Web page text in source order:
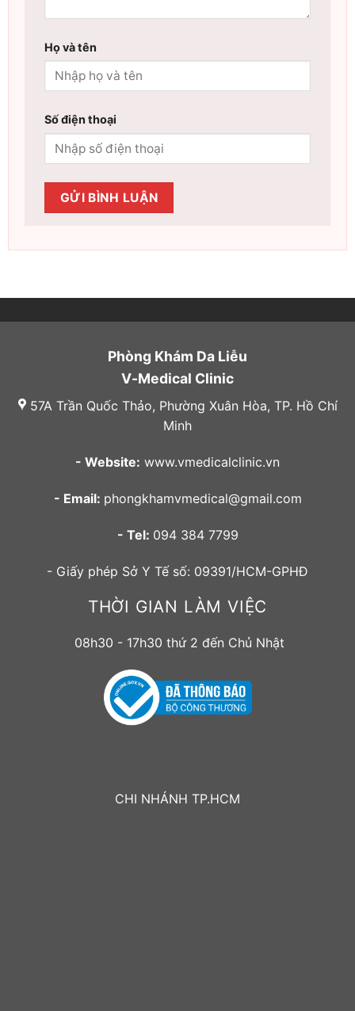
Họ và tên
Số điện thoại
Phòng Khám Da Liễu
V-Medical Clinic
57A Trần Quốc Thảo, Phường Xuân Hòa, TP. Hồ Chí
Minh
- Website: www.vmedicalclinic.vn
- Email: phongkhamvmedical@gmail.com
- Tel: 094 384 7799
- Giấy phép Sở Y Tế số: 09391/HCM-GPHĐ
THỜI GIAN LÀM VIỆC
08h30 - 17h30 thứ 2 đến Chủ Nhật
CHI NHÁNH TP.HCM